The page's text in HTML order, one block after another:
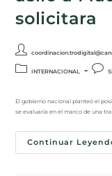
solicitara
INTERNACIONAL
El gobierno nacional planteó el
se evaluaría en el marco de una
Continuar